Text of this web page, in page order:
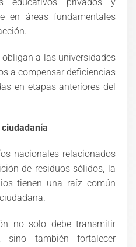
en áreas fundamentales
a las universidades
a compensar deficiencias
en etapas anteriores del
nacionales relacionados
de residuos sólidos, la
tienen una raíz común
no solo debe transmitir
sino también fortalecer